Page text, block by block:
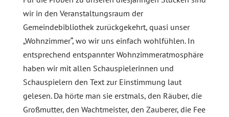
wir in den Veranstaltungsraum der
Gemeindebibliothek zurückgekehrt, quasi unser
„Wohnzimmer“, wo wir uns einfach wohlfühlen. In
entsprechend entspannter Wohnzimmeratmosphäre
haben wir mit allen Schauspielerinnen und
Schauspielern den Text zur Einstimmung laut
gelesen. Da hörte man sie erstmals, den Räuber, die
Großmutter, den Wachtmeister, den Zauberer, die Fee